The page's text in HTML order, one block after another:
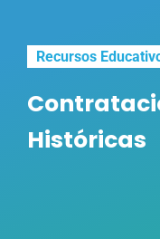
Recursos
Históricas